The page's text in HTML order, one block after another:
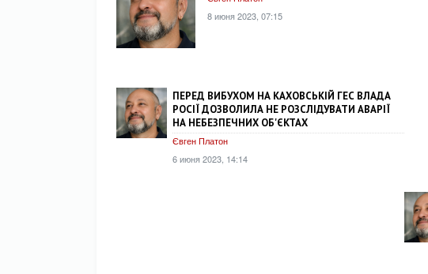
8 июня 2023, 07:15
ПЕРЕД ВИБУХОМ НА КАХОВСЬКІЙ ГЕС ВЛАДА
РОСІЇ ДОЗВОЛИЛА НЕ РОЗСЛІДУВАТИ АВАРІЇ
НА НЕБЕЗПЕЧНИХ ОБ'ЄКТАХ
Євген Платон
6 июня 2023, 14:14